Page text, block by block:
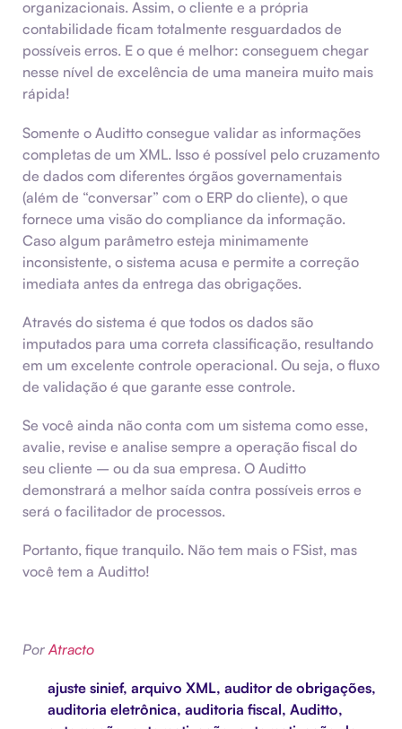
organizacionais. Assim, o cliente e a própria
contabilidade ficam totalmente resguardados de
possíveis erros. E o que é melhor: conseguem chegar
nesse nível de excelência de uma maneira muito mais
rápida!
Somente o Auditto consegue validar as informações
completas de um XML. Isso é possível pelo cruzamento
de dados com diferentes órgãos governamentais
(além de “conversar” com o ERP do cliente), o que
fornece uma visão do compliance da informação.
Caso algum parâmetro esteja minimamente
inconsistente, o sistema acusa e permite a correção
imediata antes da entrega das obrigações.
Através do sistema é que todos os dados são
imputados para uma correta classificação, resultando
em um excelente controle operacional. Ou seja, o fluxo
de validação é que garante esse controle.
Se você ainda não conta com um sistema como esse,
avalie, revise e analise sempre a operação fiscal do
seu cliente – ou da sua empresa. O Auditto
demonstrará a melhor saída contra possíveis erros e
será o facilitador de processos.
Portanto, fique tranquilo. Não tem mais o FSist, mas
você tem a Auditto!
Por Atracto
ajuste sinief, arquivo XML, auditor de obrigações,
auditoria eletrônica, auditoria fiscal, Auditto,